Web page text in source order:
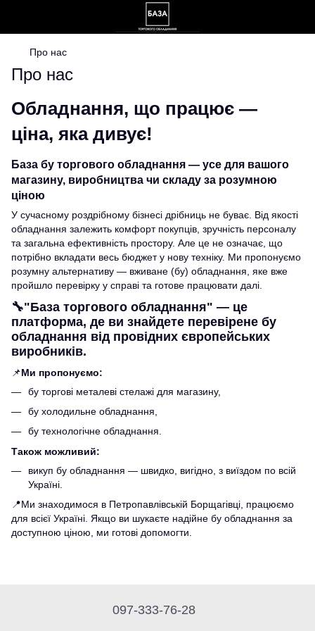
Про нас
Про нас
Обладнання, що працює —
ціна, яка дивує!
База бу торгового обладнання — усе для вашого
магазину, виробництва чи складу за розумною
ціною
У сучасному роздрібному бізнесі дрібниць не буває. Від якості
обладнання залежить комфорт покупців, зручність персоналу
та загальна ефективність простору. Але це не означає, що
потрібно вкладати весь бюджет у нову техніку. Ми пропонуємо
розумну альтернативу — вживане (бу) обладнання, яке вже
пройшло перевірку у справі та готове працювати далі.
🔧"База торгового обладнання" — це
платформа, де ви знайдете перевірене бу
обладнання від провідних європейських
виробників.
📌Ми пропонуємо:
бу торгові металеві стелажі для магазину,
бу холодильне обладнання,
бу технологічне обладнання.
Також можливий:
викуп бу обладнання — швидко, вигідно, з виїздом по всій
Україні.
📍Ми знаходимося в Петропавлівській Борщагівці, працюємо
для всієї Україні. Якщо ви шукаєте надійне бу обладнання за
доступною ціною, ми готові допомогти.
097-333-76-28